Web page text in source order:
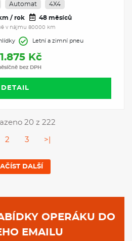
Automat 4X4
/ rok 48 měsíců
v nájmu 80000 km
Letní a zimní pneu
Kč
bez DPH
DETAIL
20 z 222
2 3 >|
DALŠÍ
OPERÁKU DO
EMAILU